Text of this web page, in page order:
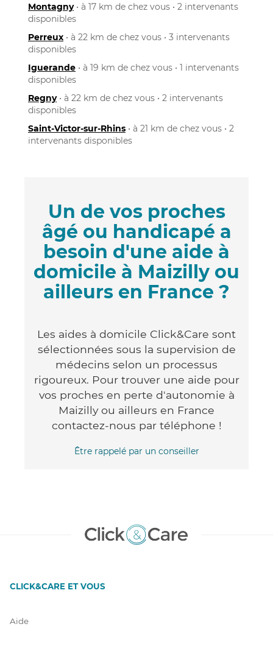
Montagny• à 17 km de chez vous • 2 intervenants
disponibles
Perreux • à 22 km de chez vous • 3 intervenants
disponibles
Iguerande • à 19 km de chez vous • 1 intervenants
disponibles
Regny• à 22 km de chez vous • 2 intervenants
disponibles
Saint-Victor-sur-Rhins • à 21 km de chez vous • 2
intervenants disponibles
Un de vos proches
âgé ou handicapé a
besoin d'une aide à
domicile à Maizilly ou
ailleurs en France ?
Les aides à domicile Click&Care sont
sélectionnées sous la supervision de
médecins selon un processus
rigoureux. Pour trouver une aide pour
vos proches en perte d'autonomie à
Maizilly ou ailleurs en France
contactez-nous par téléphone !
Être rappelé par un conseiller
CLICK&CARE ET VOUS
Aide